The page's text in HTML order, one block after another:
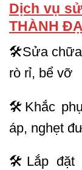
Dịch vụ
THÀNH
🛠Sửa
rò rỉ, bể vỡ
🛠Khắc
áp, nghẹt
🛠Lắp đặt